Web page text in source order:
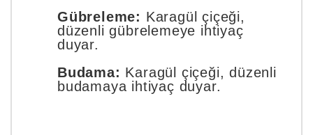
Gübreleme: Karagül çiçeği,
düzenli gübrelemeye ihtiyaç
duyar.
Budama: Karagül çiçeği, düzenli
budamaya ihtiyaç duyar.